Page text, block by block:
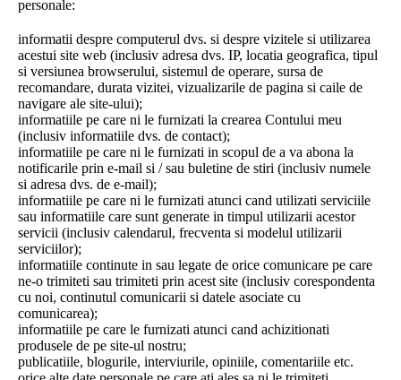
personale:
informatii despre computerul dvs. si despre vizitele si utilizarea
acestui site web (inclusiv adresa dvs. IP, locatia geografica, tipul
si versiunea browserului, sistemul de operare, sursa de
recomandare, durata vizitei, vizualizarile de pagina si caile de
navigare ale site-ului);
informatiile pe care ni le furnizati la crearea Contului meu
(inclusiv informatiile dvs. de contact);
informatiile pe care ni le furnizati in scopul de a va abona la
notificarile prin e-mail si / sau buletine de stiri (inclusiv numele
si adresa dvs. de e-mail);
informatiile pe care ni le furnizati atunci cand utilizati serviciile
sau informatiile care sunt generate in timpul utilizarii acestor
servicii (inclusiv calendarul, frecventa si modelul utilizarii
serviciilor);
informatiile continute in sau legate de orice comunicare pe care
ne-o trimiteti sau trimiteti prin acest site (inclusiv corespondenta
cu noi, continutul comunicarii si datele asociate cu
comunicarea);
informatiile pe care le furnizati atunci cand achizitionati
produsele de pe site-ul nostru;
publicatiile, blogurile, interviurile, opiniile, comentariile etc.